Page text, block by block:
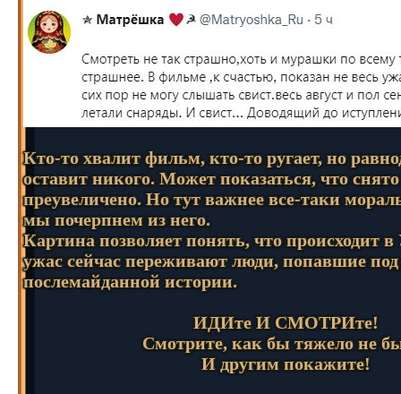
Кто-то хвалит фильм, кто-то ругает, но
оставит никого. Может показаться, что
преувеличено. Но тут важнее все-таки
мы почерпнем из него.
Картина позволяет понять, что происходит
ужас сейчас переживают люди, попавшие под
послемайданной истории.
ИДИте И СМОТРИте!
Смотрите, как бы тяжело не
И другим покажите!